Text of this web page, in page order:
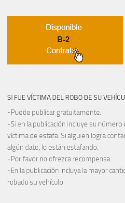
SI FUE VÍCTIMA DEL ROBO DE SU
-Puede publicar gratuitamente.
-Si en la publicación incluye su
víctima de estafa. Si alguien logra
algún dato, lo están estafando.
-Por favor no ofrezca recompensa.
-En la publicación incluya la mayor
robado su vehículo.